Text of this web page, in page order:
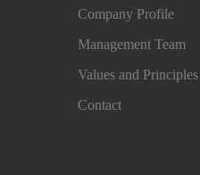
Company Profile
Management Team
Values and Principles
Contact